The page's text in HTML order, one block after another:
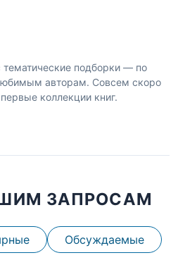
подборки — по
авторам. Совсем скоро
коллекции книг.
ЗАПРОСАМ
Обсуждаемые